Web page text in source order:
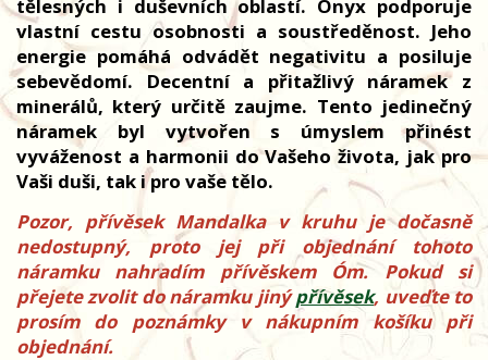
tělesných i duševních oblastí. Onyx podporuje
vlastní cestu osobnosti a soustředěnost. Jeho
energie pomáhá odvádět negativitu a posiluje
sebevědomí. Decentní a přitažlivý náramek z
minerálů, který určitě zaujme. Tento jedinečný
náramek byl vytvořen s úmyslem přinést
vyváženost a harmonii do Vašeho života, jak pro
Vaši duši, tak i pro vaše tělo.
Pozor, přívěsek Mandalka v kruhu je dočasně
nedostupný, proto jej při objednání tohoto
náramku nahradím přívěskem Óm. Pokud si
přejete zvolit do náramku jinýpřívěsek, uveďte to
prosím do poznámky v nákupním košíku při
objednání.